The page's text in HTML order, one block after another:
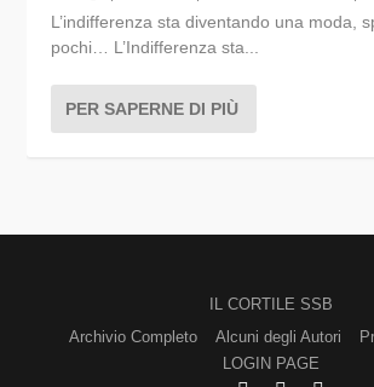
L’indifferenza sta diventando una moda,
pochi… L’Indifferenza sta...
PER SAPERNE DI PIÙ
IL CORTILE SSB
Archivio Completo
Alcuni degli Autori
LOGIN PAGE